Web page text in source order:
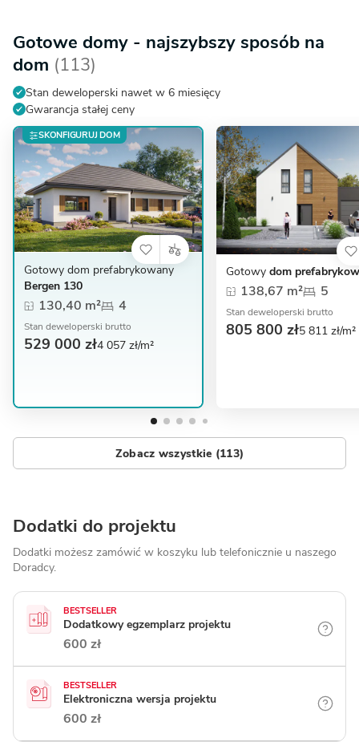
Gotowe domy - najszybszy sposób na
dom (113)
Stan deweloperski nawet w 6 miesięcy
Gwarancja stałej ceny
SKONFIGURUJ DOM
Gotowy dom prefabrykowany
Bergen 130
130,40 m² 4
Stan deweloperski brutto
529 000 zł4 057 zł/m²
Gotowy dom
138,67 m² 5
Stan deweloperski brutto
805 800 zł5 811 zł/m²
Zobacz wszystkie (113)
Dodatki do projektu
Dodatki możesz zamówić w koszyku lub telefonicznie u naszego
Doradcy.
BESTSELLER
Dodatkowy egzemplarz projektu
600 zł
BESTSELLER
Elektroniczna wersja projektu
600 zł